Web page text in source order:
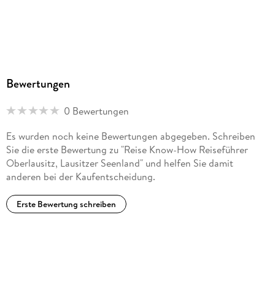
Bewertungen
0 Bewertungen
Es wurden noch keine Bewertungen abgegeben. Schreiben
Sie die erste Bewertung zu "Reise Know-How Reiseführer
Oberlausitz, Lausitzer Seenland" und helfen Sie damit
anderen bei der Kaufentscheidung.
Erste Bewertung schreiben